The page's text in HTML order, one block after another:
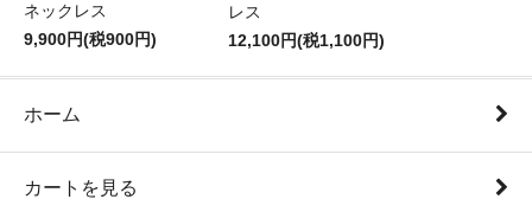
ネックレス
9,900円(税900円)
レス
12,100円(税1,100円)
ホーム
カートを見る